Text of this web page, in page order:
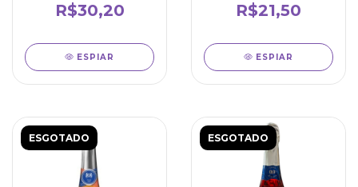
R$30,20
ESPIAR
R$21,50
ESPIAR
ESGOTADO ESGOTADO